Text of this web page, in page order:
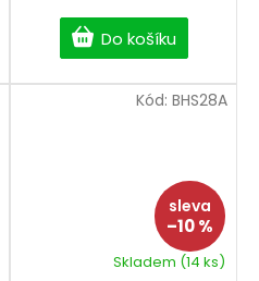
Do košíku
–10 %
Skladem (14 ks)
Kód: BHS28A